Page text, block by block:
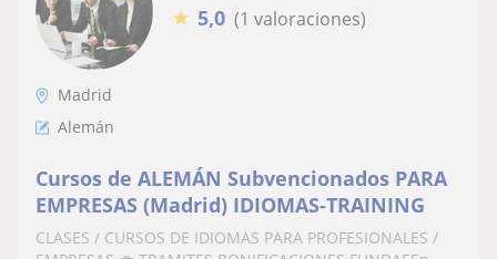
★ 5,0 (1 valoraciones)
Madrid
Alemán
Cursos de ALEMÁN Subvencionados PARA
EMPRESAS (Madrid) IDIOMAS-TRAINING
CLASES / CURSOS DE IDIOMAS PARA PROFESIONALES /